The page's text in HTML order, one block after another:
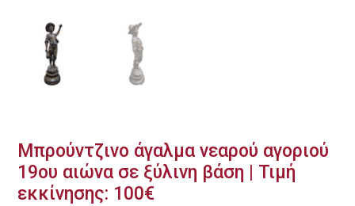
Μπρούντζινο άγαλμα νεαρού αγοριού
19ου αιώνα σε ξύλινη βάση | Τιμή
εκκίνησης: 100€